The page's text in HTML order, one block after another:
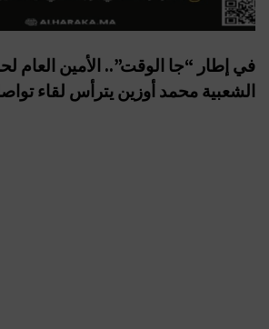
في إطار “جا الوقت”.. الأمين العام
الشعبية محمد أوزين يترأس لقاء